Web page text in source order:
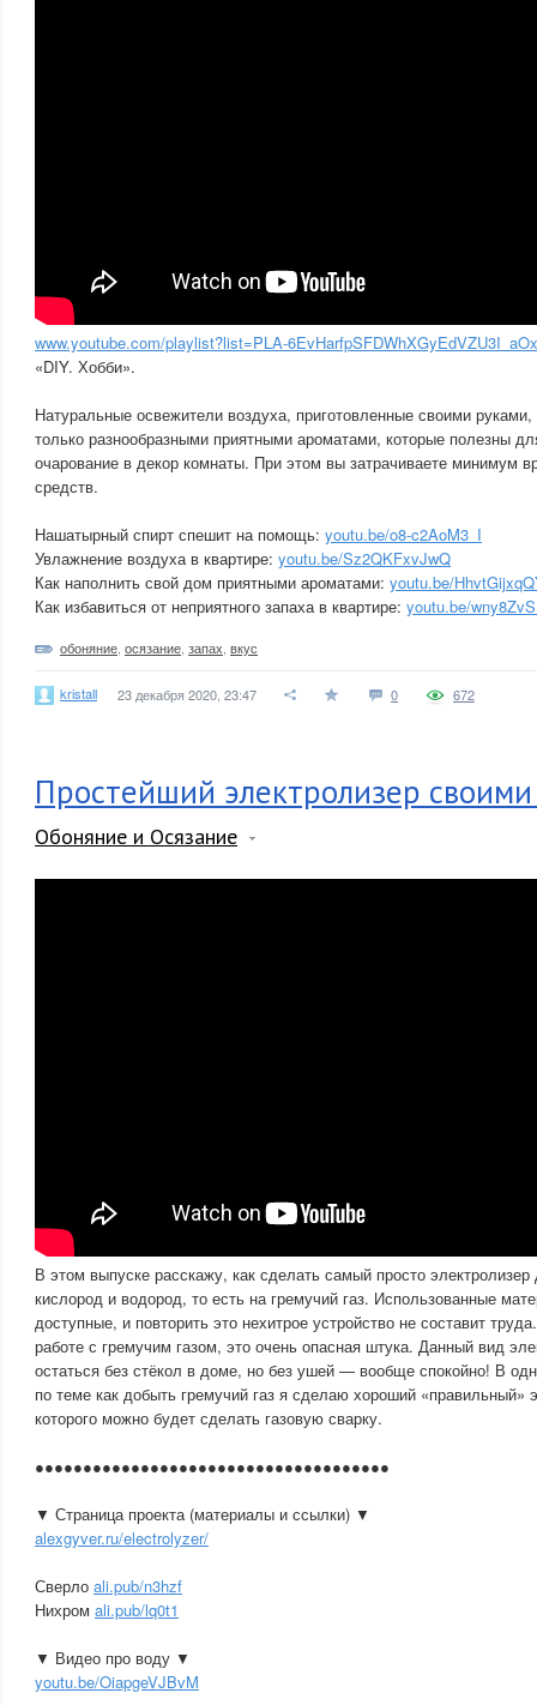
www.youtube.com/playlist?list=PLA-
«DIY. Хобби».
Натуральные освежители воздуха, приготовленные своими
только разнообразными приятными ароматами, которые полезны
очарование в декор комнаты. При этом вы затрачиваете минимум
средств.
Нашатырный спирт спешит на помощь: youtu.be/o8-c2AoM3_I
Увлажнение воздуха в квартире: youtu.be/Sz2QKFxvJwQ
Как наполнить свой дом приятными ароматами: youtu.be/
Как избавиться от неприятного запаха в квартире: youtu.be/
обоняние осязание запах вкус
kristall 23 декабря 2020, 23:47 0 672
Простейший электролизер
Обоняние и Осязание
В этом выпуске расскажу, как сделать самый просто
кислород и водород, то есть на гремучий газ. Использованные
доступные, и повторить это нехитрое устройство не составит
работе с гремучим газом, это очень опасная штука. Данный вид
остаться без стёкол в доме, но без ушей — вообще спокойно! В
по теме как добыть гремучий газ я сделаю хороший «правильный»
которого можно будет сделать газовую сварку.
●●●●●●●●●●●●●●●●●●●●●●●●●●●●●●●●●●●●●
▼ Страница проекта (материалы и ссылки) ▼
alexgyver.ru/electrolyzer/
Сверло ali.pub/n3hzf
Нихром ali.pub/lq0t1
▼ Видео про воду ▼
youtu.be/OiapgeVJBvM